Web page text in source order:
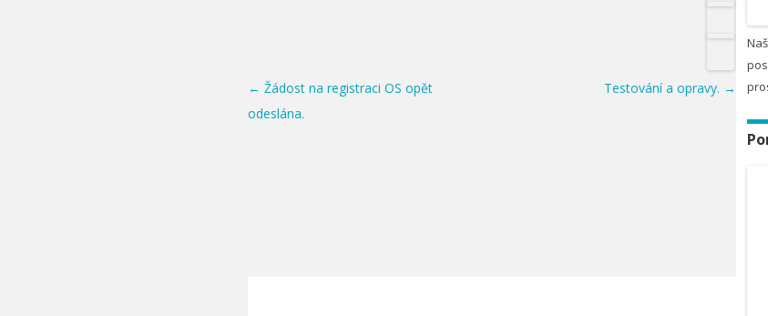
Post navigation
← Žádost na registraci OS opět
odeslána.
Testování a opravy. →